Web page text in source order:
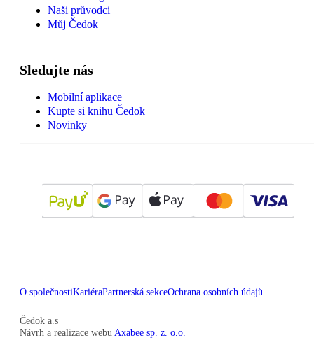
Naši průvodci
Můj Čedok
Sledujte nás
Mobilní aplikace
Kupte si knihu Čedok
Novinky
O společnostiKariéraPartnerská sekceOchrana osobních údajů
Čedok a.s
Návrh a realizace webu Axabee sp. z. o.o.